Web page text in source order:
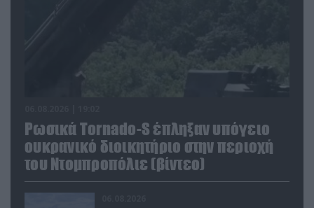
Ρωσικά Tornado-S έπληξαν υπόγειο
ουκρανικό διοικητήριο στην περιοχή
του Ντομπροπόλιε (βίντεο)